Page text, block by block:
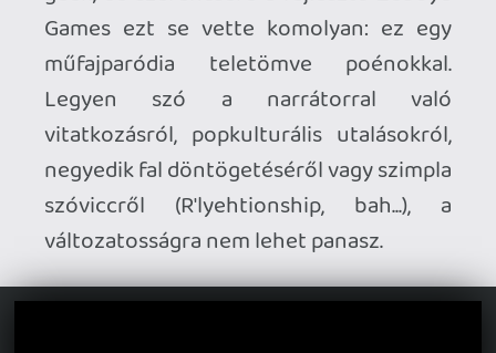
Persze mit ér egy paródia, ha játékként
nem működik, de szerencsére e téren
sincs a programnak szégyenkezni valója.
A készítők egy komplex JRPG mechanikát
tettek alája, ami ugyan lehetne
informatívabb, de legalább nem csupán
az Enter gomb nyomogatásából állnak a
csaták, mint az előző játékban. Nagy világ
itt most nincsen, hanem különféle kisebb
szintek teljesítésével halad előre a
történet, mindegyik végén egy
főellenségharccal zárva. Két dungeon